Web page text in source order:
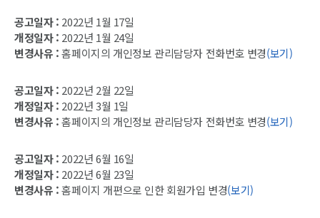
공고일자 : 2022년 1월 17일
개정일자 : 2022년 1월 24일
변경사유 :홈페이지의 개인정보 관리담당자 전화번호 변경(보기)
공고일자 : 2022년 2월 22일
개정일자 : 2022년 3월 1일
변경사유 :홈페이지의 개인정보 관리담당자 전화번호 변경(보기)
공고일자 : 2022년 6월 16일
개정일자 : 2022년 6월 23일
변경사유 :홈페이지 개편으로 인한 회원가입 변경(보기)